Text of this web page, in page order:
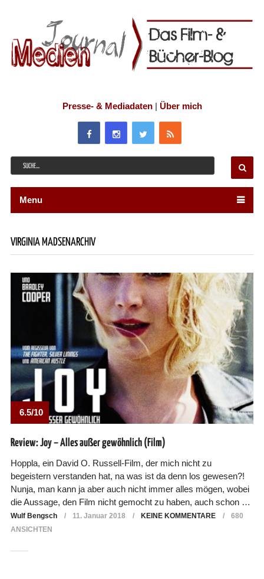
Presse- & Mediadaten| Über mich
Menu
VIRGINIA MADSENARCHIV
6.5/10
Review: Joy – Alles außer gewöhnlich (Film)
Hoppla, ein David O. Russell-Film, der mich nicht zu
begeistern verstanden hat, na was ist da denn los gewesen?!
Nunja, man kann ja aber auch nicht immer alles mögen, wobei
die Aussage, den Film nicht gemocht zu haben, auch schon …
Wulf Bengsch 11. Januar 2018 KEINE KOMMENTARE
680
ANSICHTEN